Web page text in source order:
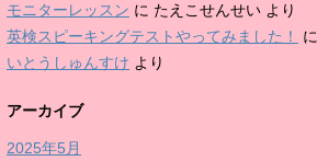
モニターレッスン に たえこせんせい より
英検スピーキングテストやってみました！
に
いとうしゅんすけ より
アーカイブ
2025年5月